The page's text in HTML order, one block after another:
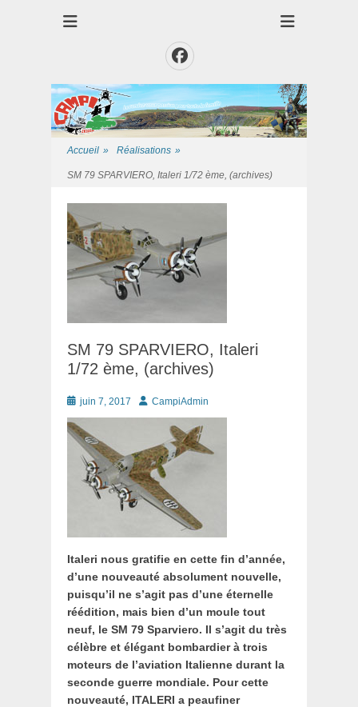
Club CAMPI
Facebook
Accueil » Réalisations »
SM 79 SPARVIERO, Italeri 1/72 ème, (archives)
SM 79 SPARVIERO, Italeri
1/72 ème, (archives)
Posté
le
juin 7, 2017 AuteurCampiAdmin
Italeri nous gratifie en cette fin d’année,
d’une nouveauté absolument nouvelle,
puisqu’il ne s’agit pas d’une éternelle
réédition, mais bien d’un moule tout
neuf, le SM 79 Sparviero. Il s’agit du très
célèbre et élégant bombardier à trois
moteurs de l’aviation Italienne durant la
seconde guerre mondiale. Pour cette
nouveauté, ITALERI a peaufiner